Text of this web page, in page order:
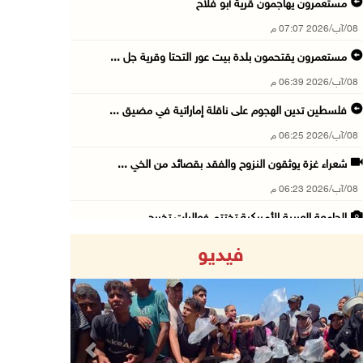
مستعمرون يهاجمون قرية أبو فلاح
08/آب/2026 07:07 م
مستعمرون يقتحمون بلدة بيت عور التحتا وقرية جل ...
08/آب/2026 06:39 م
فلسطين تدين الهجوم على ناقلة إماراتية في مضيق ...
08/آب/2026 06:25 م
شعراء غزة يوثقون النزوح والفقد بقصائد من الخي ...
08/آب/2026 06:23 م
الجامعة العربية الأمريكية تختتم فعاليات تخريج ...
08/آب/2026 05:52 م
الحايك: نقود جهودا وطنية لحماية المواقع الأثر ...
08/آب/2026 04:50 م
فيديو
Previous Next